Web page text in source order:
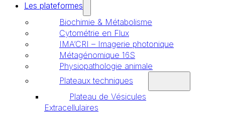
Les plateformes
Biochimie & Métabolisme
Cytométrie en Flux
IMA’CRI – Imagerie photonique
Métagénomique 16S
Physiopathologie animale
Plateaux techniques
Plateau de Vésicules
Extracellulaires